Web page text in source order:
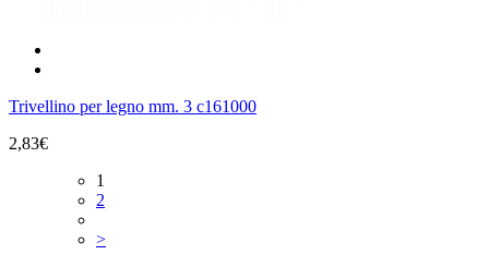
Trivellino per legno mm. 3 c161000
2,83€
1
2
>